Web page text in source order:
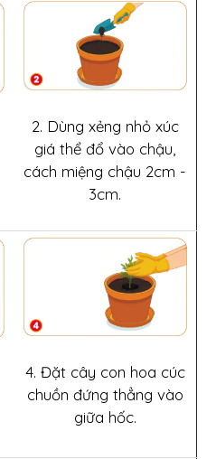
2. Dùng xẻng nhỏ xúc
giá thể đổ vào chậu,
cách miệng chậu 2cm -
3cm.
4. Đặt cây con hoa cúc
chuồn đứng thẳng vào
giữa hốc.